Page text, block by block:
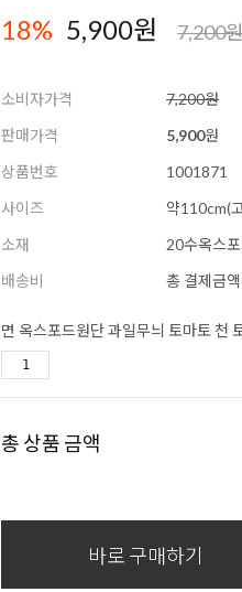
18% 5,900원 7,200
소비자가격
7,200원
판매가격
5,900원
상품번호
1001871
사이즈
약110cm(
소재
20수옥스
배송비
총 결제금
면 옥스포드원단 과일무늬 토마토 천
총 상품 금액
바로 구매하기